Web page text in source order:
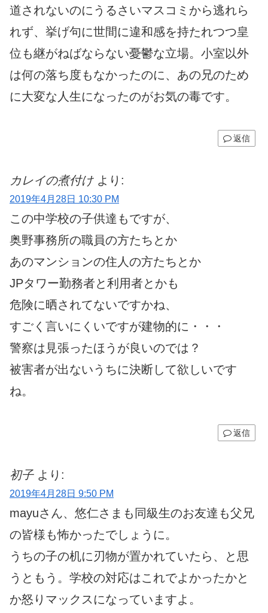
道されないのにうるさいマスコミから逃れら
れず、挙げ句に世間に違和感を持たれつつ皇
位も継がねばならない憂鬱な立場。小室以外
は何の落ち度もなかったのに、あの兄のため
に大変な人生になったのがお気の毒です。
返信
カレイの煮付け より:
2019年4月28日 10:30 PM
この中学校の子供達もですが、
奥野事務所の職員の方たちとか
あのマンションの住人の方たちとか
JPタワー勤務者と利用者とかも
危険に晒されてないですかね、
すごく言いにくいですが建物的に・・・
警察は見張ったほうが良いのでは？
被害者が出ないうちに決断して欲しいです
ね。
返信
初子 より:
2019年4月28日 9:50 PM
mayuさん、悠仁さまも同級生のお友達も父兄
の皆様も怖かったでしょうに。
うちの子の机に刃物が置かれていたら、と思
うともう。学校の対応はこれでよかったかと
か怒りマックスになっていますよ。